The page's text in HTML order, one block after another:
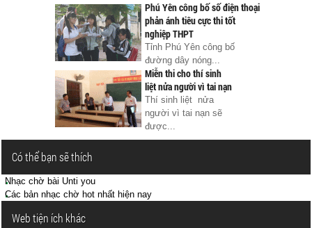
Phú Yên công bố số điện thoại
phản ánh tiêu cực thi tốt
nghiệp THPT
Tỉnh Phú Yên công bố
đường dây nóng...
Miễn thi cho thí sinh
liệt nửa người vì tai nạn
Thí sinh liệt nửa
người vì tai nạn sẽ
được...
Có thể bạn sẽ thích
Nhạc chờ bài Unti you
Các bản nhạc chờ hot nhất hiện nay
Web tiện ích khác